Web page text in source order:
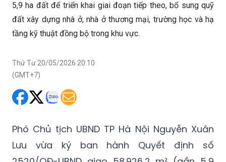
5,9 ha đất để triển khai giai đoạn tiếp theo, bổ sung quỹ
đất xây dựng nhà ở, nhà ở thương mại, trường học và hạ
tầng kỹ thuật đồng bộ trong khu vực.
Thứ Tư 20/05/2026 20:10
(GMT+7)
Phó Chủ tịch UBND TP Hà Nội Nguyễn Xuân
Lưu vừa ký ban hành Quyết định số